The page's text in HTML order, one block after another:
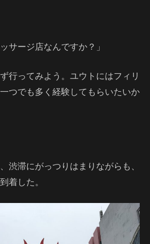
サージ店なんですか？」
行ってみよう。ユウトにはフィリ
つでも多く経験してもらいたいか
渋滞にがっつりはまりながらも、
着した。